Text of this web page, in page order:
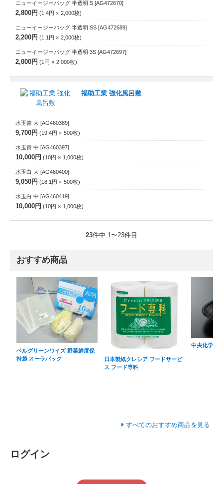
ニューイージーバッグ 半透明 S [AG472670]
2,800円 1.4円 2,000枚
ニューイージーバッグ 半透明 SS [AG472689]
2,200円 1.1円 2,000枚
ニューイージーバッグ 半透明 3S [AG472697]
2,000円 1円 2,000枚
福助工業 強化風呂敷
水玉青 大 [AG460389]
9,700円 19.4円 500枚
水玉青 中 [AG460397]
10,000円 10円 1,000枚
水玉白 大 [AG460400]
9,050円 18.1円 500枚
水玉白 中 [AG460419]
10,000円 10円 1,000枚
23件中 1〜23件目
おすすめ商品
ベルグリーンワイズ 野菜鮮度保
持袋 オーラパック
日本製紙クレシア フードサービ
ス フード専科
中央化学 セ
すべてのおすすめ商品を見る
ログイン